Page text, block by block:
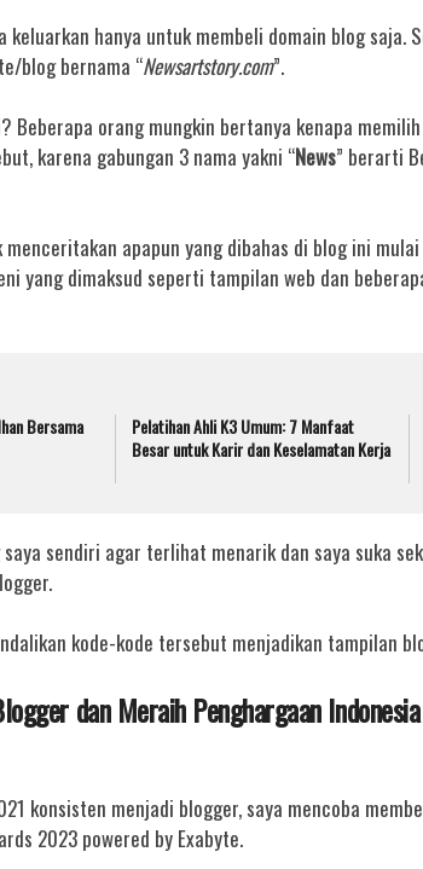
keluarkan hanya untuk membeli domain blog saja.
blog bernama “Newsartstory.com”.
Beberapa orang mungkin bertanya kenapa
karena gabungan 3 nama yakni “News” berarti
apapun yang dibahas di blog ini
yang dimaksud seperti tampilan web dan
Bersama
Pelatihan Ahli K3 Umum: 7 Manfaat
Besar untuk Karir dan Keselamatan Kerja
sendiri agar terlihat menarik dan saya suka
kode-kode tersebut menjadikan tampilan
dan Meraih Penghargaan
konsisten menjadi blogger, saya mencoba
2023 powered by Exabyte.